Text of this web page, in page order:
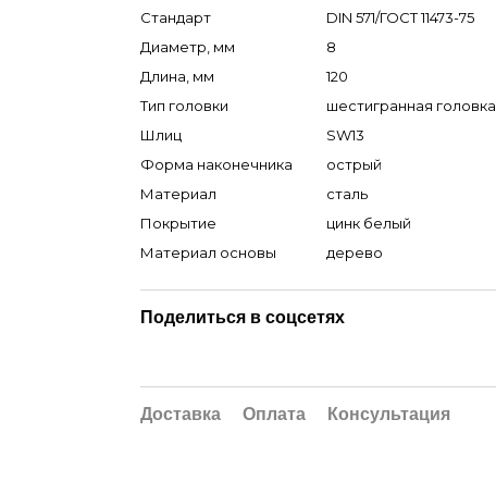
Стандарт
DIN 571/ГОСТ 11473-75
Диаметр, мм
8
Длина, мм
120
Тип головки
шестигранная головка
Шлиц
SW13
Форма наконечника
острый
Материал
сталь
Покрытие
цинк белый
Материал основы
дерево
Поделиться в соцсетях
Доставка Оплата Консультация